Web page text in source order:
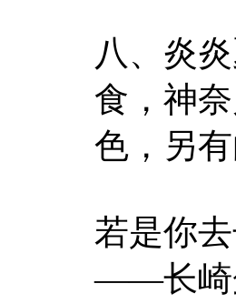
八、炎
食，神
色，另
若是你
——长崎